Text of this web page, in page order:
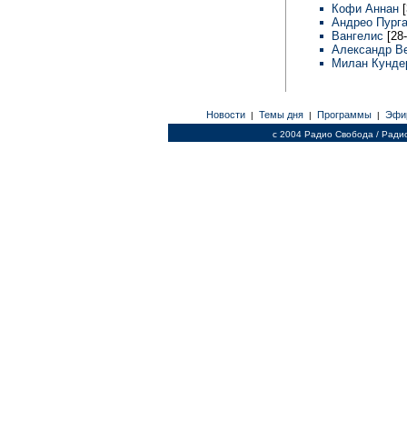
Кофи Аннан
Андрео
Вангелис
Александр
Милан
Новости | Темы дня | Программы |
c 2004 Радио Свобода /